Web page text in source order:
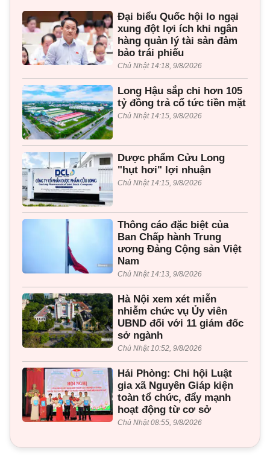
Đại biểu Quốc hội lo ngại
xung đột lợi ích khi ngân
hàng quản lý tài sản đảm
bảo trái phiếu
Chủ Nhật 14:18, 9/8/2026
Long Hậu sắp chi hơn 105
tỷ đồng trả cổ tức tiền mặt
Chủ Nhật 14:15, 9/8/2026
Dược phẩm Cửu Long
"hụt hơi" lợi nhuận
Chủ Nhật 14:15, 9/8/2026
Thông cáo đặc biệt của
Ban Chấp hành Trung
ương Đảng Cộng sản Việt
Nam
Chủ Nhật 14:13, 9/8/2026
Hà Nội xem xét miễn
nhiễm chức vụ Ủy viên
UBND đối với 11 giám đốc
sở ngành
Chủ Nhật 10:52, 9/8/2026
Hải Phòng: Chi hội Luật
gia xã Nguyên Giáp kiện
toàn tổ chức, đẩy mạnh
hoạt động từ cơ sở
Chủ Nhật 08:55, 9/8/2026